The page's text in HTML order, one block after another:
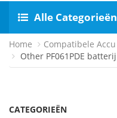
Alle Categorieën
Home Compatibele Accu
Other PF061PDE batterij
CATEGORIEËN